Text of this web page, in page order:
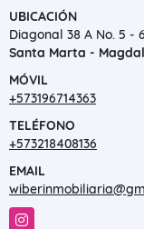
UBICACIÓN
Diagonal 38 A No. 5 -
Santa Marta -
MÓVIL
+573196714363
TELÉFONO
+573218408136
EMAIL
Instagram